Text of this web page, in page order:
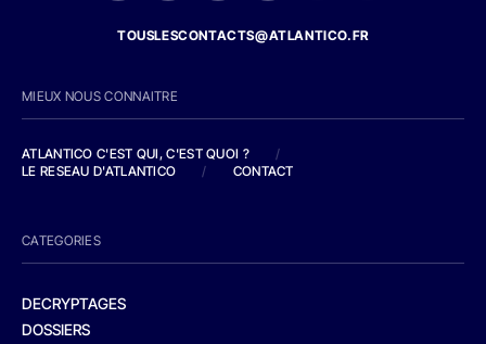
TOUSLESCONTACTS@ATLANTICO.FR
MIEUX NOUS CONNAITRE
ATLANTICO C'EST QUI, C'EST QUOI ?
/
LE RESEAU D'ATLANTICO
/ CONTACT
CATEGORIES
DECRYPTAGES
DOSSIERS